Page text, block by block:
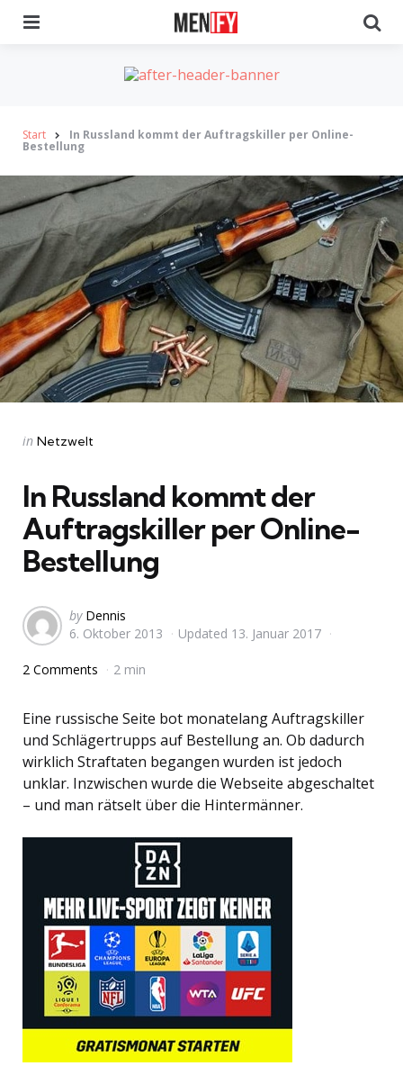
Start In Russland kommt der Auftragskiller per Online-
Bestellung
Categories
Posted
in Netzwelt
In Russland kommt der
Auftragskiller per Online-
Bestellung
Posted
by
by Dennis
6. Oktober 2013
Updated 13. Januar 2017
2 Comments 2 min
Eine russische Seite bot monatelang Auftragskiller
und Schlägertrupps auf Bestellung an. Ob dadurch
wirklich Straftaten begangen wurden ist jedoch
unklar. Inzwischen wurde die Webseite abgeschaltet
– und man rätselt über die Hintermänner.